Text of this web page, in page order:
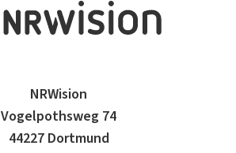
NRWision
Vogelpothsweg 74
44227 Dortmund